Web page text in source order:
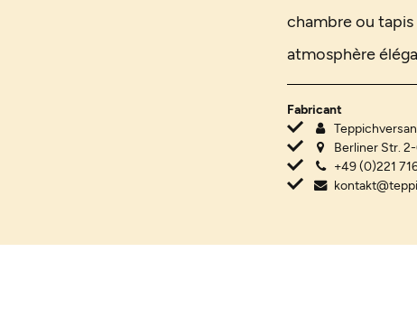
chambre ou
atmosphère
Fabricant
Berliner Str.
+49 (0)221